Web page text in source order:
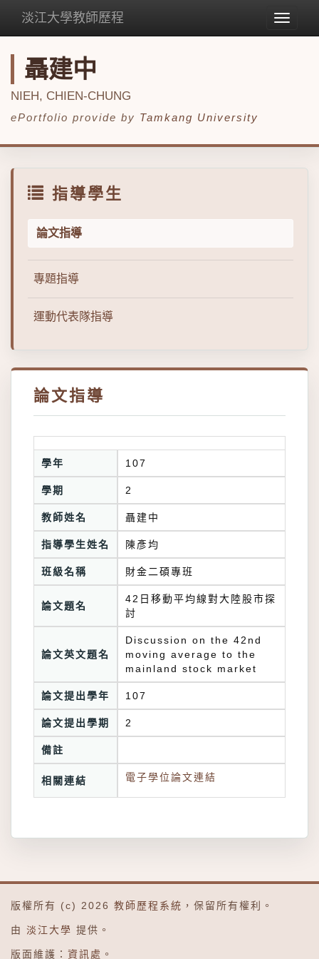
Toggle
淡江大學教師歷程
聶建中
NIEH, CHIEN-CHUNG
ePortfolio provide by Tamkang University
指導學生
論文指導
專題指導
運動代表隊指導
論文指導
學年 107
學期 2
教師姓名 聶建中
指導學生姓名 陳彥均
班級名稱 財金二碩專班
論文題名
42日移動平均線對大陸股市探
討
論文英文題名
Discussion on the 42nd
moving average to the
mainland stock market
論文提出學年 107
論文提出學期 2
備註
相關連結 電子學位論文連結
版權所有 (c) 2026 教師歷程系統 ，保留所有權利。
由 淡江大學 提供。
版面維護： 資訊處 。